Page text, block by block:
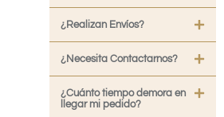
¿Realizan Envíos?
¿Necesita Contactarnos?
¿Cuánto tiempo demora en
llegar mi pedido?